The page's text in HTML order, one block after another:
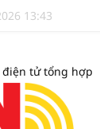
13:43
tử tổng hợp